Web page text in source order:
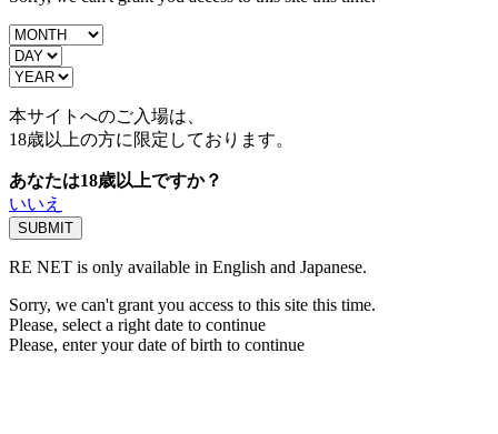
本サイトへのご入場は、
18歳以上の方に限定しております。
あなたは18歳以上ですか？
いいえ
RE NET is only available in English and Japanese.
Sorry, we can't grant you access to this site this time.
Please, select a right date to continue
Please, enter your date of birth to continue